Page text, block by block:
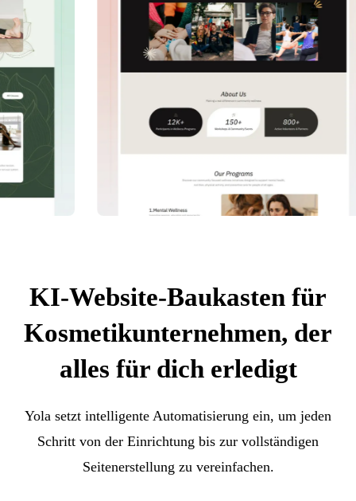
KI-Website-Baukasten für
Kosmetikunternehmen, der
alles für dich erledigt
Yola setzt intelligente Automatisierung ein, um jeden
Schritt von der Einrichtung bis zur vollständigen
Seitenerstellung zu vereinfachen.